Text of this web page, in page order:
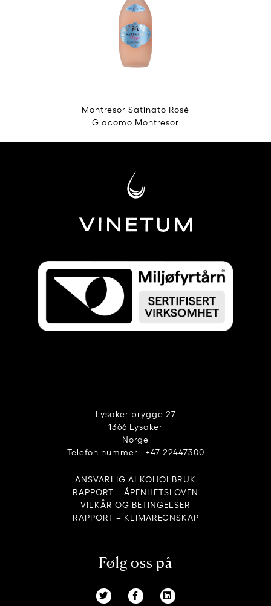
Montresor Satinato Rosé
Giacomo Montresor
Lysaker brygge 27
1366 Lysaker
Norge
Telefon nummer : +47 22447300
ANSVARLIG ALKOHOLBRUK
RAPPORT – ÅPENHETSLOVEN
VILKÅR OG BETINGELSER
RAPPORT – KLIMAREGNSKAP
Følg oss på